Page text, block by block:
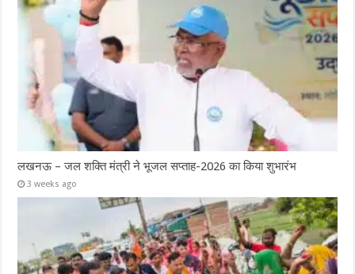
लखनऊ – जल शक्ति मंत्री ने भूजल सप्ताह-2026 का किया शुभारंभ
3 weeks ago